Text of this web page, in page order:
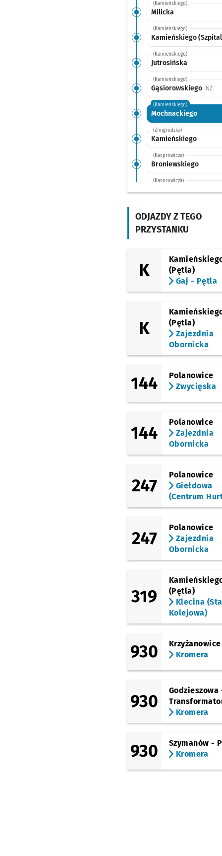
(Kamieńskiego)
Milicka
(Kamieńskiego)
Kamieńskiego
(Kamieńskiego)
Jutrosińska
(Kamieńskiego)
Gąsiorowskiego NŻ
(Kamieńskiego)
Mochnackiego
(Żmigrodzka)
Kamieńskiego
(Kasprowicza)
Broniewskiego
(Kasprowicza)
Syrokomli NŻ
(Kasprowicza)
(Berenta)
Pl. Daniłowskiego
(Berenta)
Berenta
(Aleja Kromera)
Kromera
(Krzywoustego)
Kromera
(Czajkowskiego)
Grudziądzka
(Krzywoustego)
Brücknera
(Krzywoustego)
C.h. Korona
(Krzywoustego)
Psie Pole
(Bora-Komorowskiego)
Psie Pole (Rondo
Lotników Polskich)
(Bora-Komorowskiego)
Zakrzowska NŻ
(Bora-Komorowskiego)
Kopańskiego NŻ
(Bora-Komorowskiego)
Wallenroda
(Królewska)
Królewska
ODJAZDY Z TEGO
PRZYSTANKU
K
(Pętla)
Gaj - Pętla
K
(Pętla)
Zajezdnia
Obornicka
144
Polanowice
Zwycięska
144
Polanowice
Zajezdnia
Obornicka
247
Polanowice
Giełdowa
(Centrum
247
Polanowice
Zajezdnia
Obornicka
319
(Pętla)
Klecina
Kolejowa)
930
Krzyżanowice
Kromera
930
Godzieszowa
Kromera
930
Szymanów -
Kromera